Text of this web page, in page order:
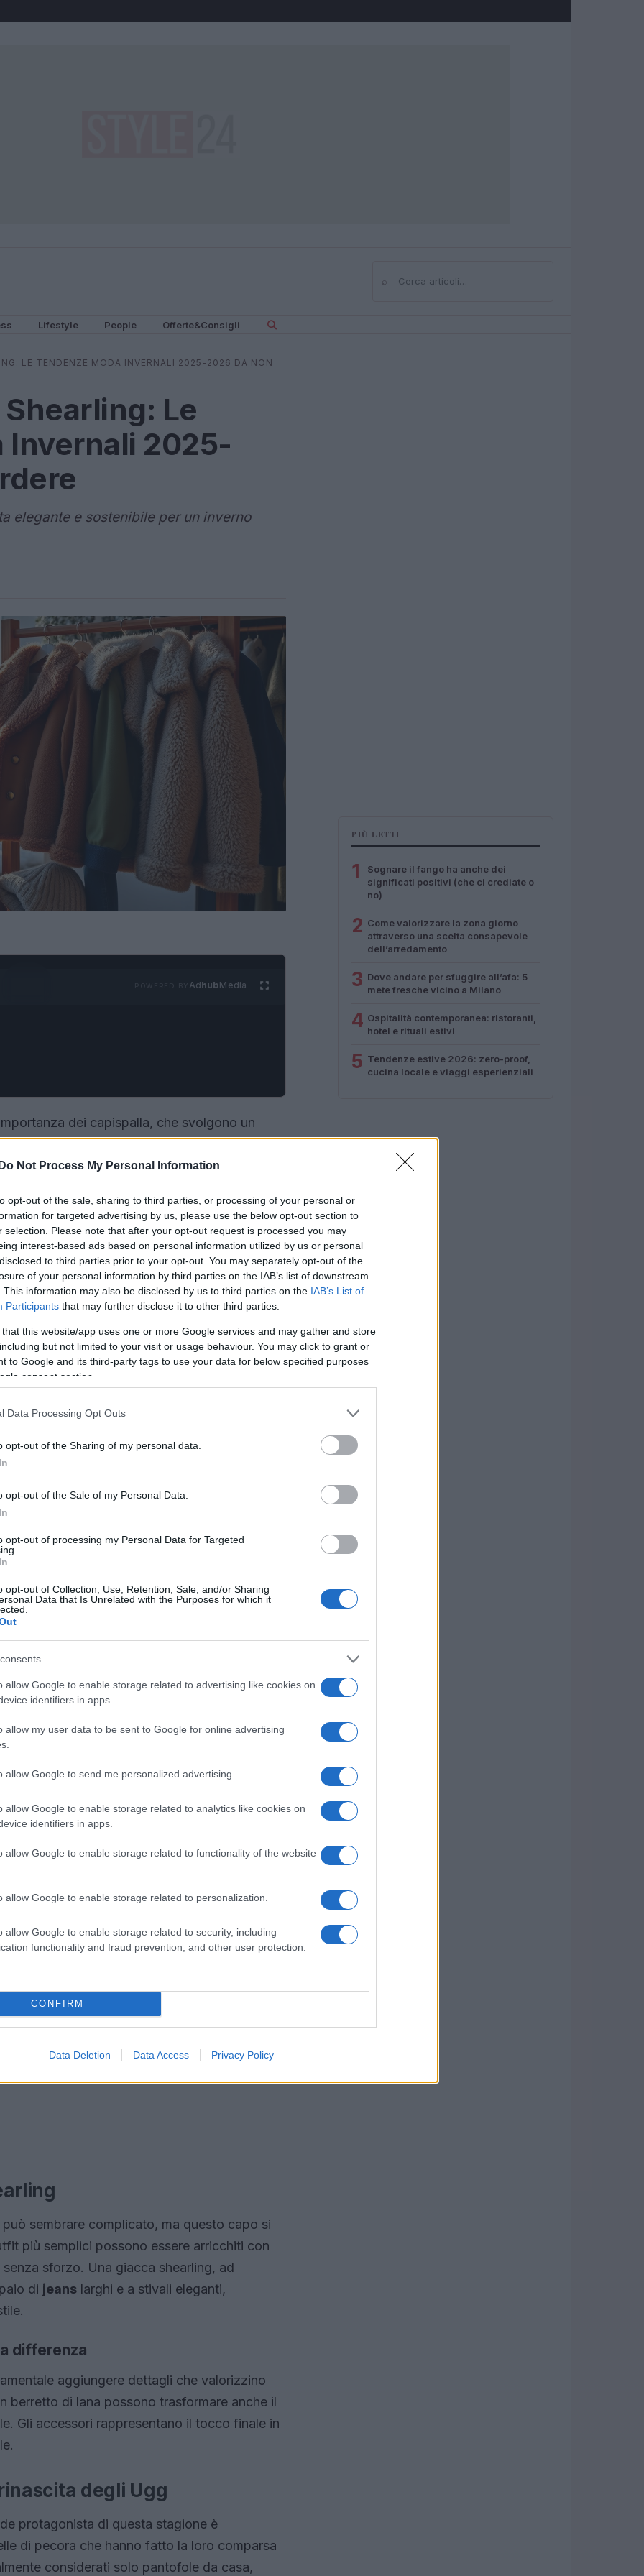
Do Not Process My Personal Information
opt-out of the sale, sharing to third parties, or processing of your personal or
for targeted advertising by us, please use the below opt-out section to
selection. Please note that after your opt-out request is processed you may
interest-based ads based on personal information utilized by us or personal
to third parties prior to your opt-out. You may separately opt-out of the
of your personal information by third parties on the IAB’s list of downstream
This information may also be disclosed by us to third parties on the IAB’s List of
Participants that may further disclose it to other third parties.
that this website/app uses one or more Google services and may gather and store
but not limited to your visit or usage behaviour. You may click to grant or
to Google and its third-party tags to use your data for below specified purposes
consent section.
Data Processing Opt Outs
opt-out of the Sharing of my personal data.
opt-out of the Sale of my Personal Data.
opt-out of processing my Personal Data for Targeted
opt-out of Collection, Use, Retention, Sale, and/or Sharing
Data that Is Unrelated with the Purposes for which it
allow Google to enable storage related to advertising like cookies on
identifiers in apps.
allow my user data to be sent to Google for online advertising
allow Google to send me personalized advertising.
allow Google to enable storage related to analytics like cookies on
identifiers in apps.
allow Google to enable storage related to functionality of the website
allow Google to enable storage related to personalization.
allow Google to enable storage related to security, including
functionality and fraud prevention, and other user protection.
CONFIRM
Data Deletion Data Access Privacy Policy
⌕Cerca
Lifestyle People Offerte&Consigli
LE TENDENZE MODA INVERNALI 2025-2026 DA NON
Le
Invernali 2025-
elegante e sostenibile per un inverno
AdhubMedia
dei capispalla, che svolgono un
Per la stagione 2025-2026, una delle
dalle giacche infaux shearling,
e comfort.
tessuto; rappresenta un simbolo di
che riproduce la morbidezza del montone
rende la giacca in shearling un elemento
di moda.
Dalle giacchebikeralle versioni
il beige e il marrone, si combinano con interni
l’attenzione.
a contrasto soddisfano i gusti di chi ricerca
biker in shearling, ispirati al mondo aviator e
possa essere reinterpretato per diversi
può sembrare complicato, ma questo capo si
più semplici possono essere arricchiti con
sforzo. Una giacca shearling, ad
di jeans larghi e a stivali eleganti,
differenza
aggiungere dettagli che valorizzino
berretto di lana possono trasformare anche il
Gli accessori rappresentano il tocco finale in
degli Ugg
protagonista di questa stagione è
di pecora che hanno fatto la loro comparsa
considerati solo pantofole da casa,
PIÙ LETTI
1
Sognare il fango ha anche dei
significati positivi (che ci crediate o
no)
2 Come valorizzare la zona giorno
attraverso una scelta consapevole
dell’arredamento
3 Dove andare per sfuggire all’afa: 5
mete fresche vicino a Milano
4 Ospitalità contemporanea: ristoranti,
hotel e rituali estivi
5 Tendenze estive 2026: zero-proof,
cucina locale e viaggi esperienziali